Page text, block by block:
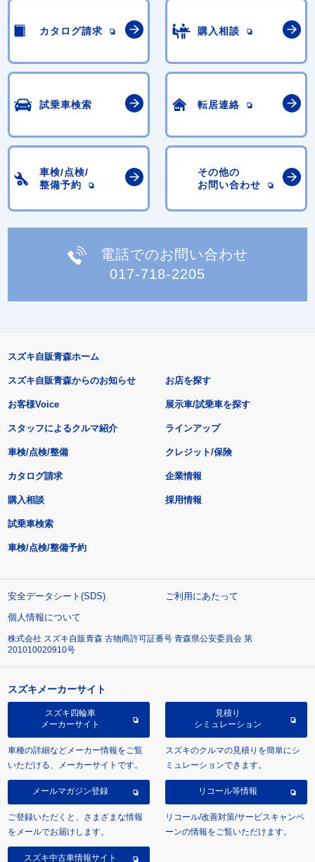
カタログ請求 購入相談
試乗車検索 転居連絡
車検/点検/
整備予約
その他の
お問い合わせ
電話でのお問い合わせ
017-718-2205
スズキ自販青森ホーム
スズキ自販青森からのお知らせ
お客様Voice
スタッフによるクルマ紹介
お店を探す
展示車/試乗車を探す
ラインアップ
車検/点検/整備 クレジット/保険
カタログ請求
購入相談
試乗車検索
車検/点検/整備予約
企業情報
採用情報
安全データシート(SDS)
ご利用にあたって
個人情報について
株式会社 スズキ自販青森 古物商許可証番号 青森県公安委員会 第
201010020910号
スズキメーカーサイト
スズキ四輪車
メーカーサイト
車種の詳細などメーカー情報をご覧
いただける、メーカーサイトです。
見積り
シミュレーション
スズキのクルマの見積りを簡単にシ
ミュレーションできます。
メールマガジン登録
ご登録いただくと、さまざまな情報
をメールでお届けします。
リコール等情報
リコール/改善対策/サービスキャンペ
ーンの情報をご覧いただけます。
スズキ中古車情報サイト